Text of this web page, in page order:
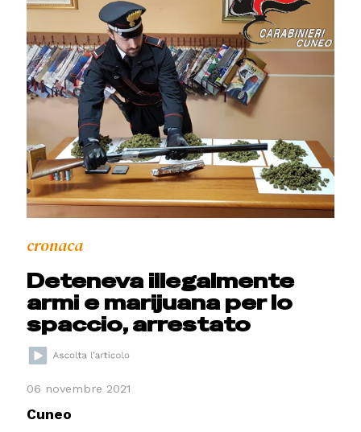
cronaca
Deteneva illegalmente
armi e marijuana per lo
spaccio, arrestato
06 novembre 2021
Cuneo